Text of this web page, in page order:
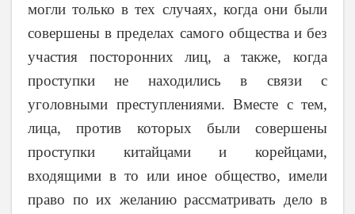
могли только в тех случаях, когда они были
совершены в пределах самого общества и без
участия посторонних лиц, а также, когда
проступки не находились в связи с
уголовными преступлениями. Вместе с тем,
лица, против которых были совершены
проступки китайцами и корейцами,
входящими в то или иное общество, имели
право по их желанию рассматривать дело в